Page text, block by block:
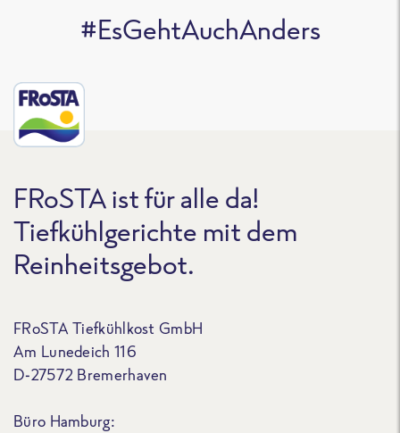
#EsGehtAuchAnders
FRoSTA ist für alle da!
Tiefkühlgerichte mit dem
Reinheitsgebot.
FRoSTA Tiefkühlkost GmbH
Am Lunedeich 116
D-27572 Bremerhaven
Büro Hamburg: